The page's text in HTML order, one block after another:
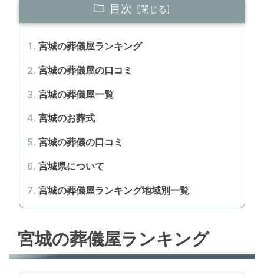
目次
宮城の葬儀屋ランキング
宮城の葬儀屋の口コミ
宮城の葬儀屋一覧
宮城のお葬式
宮城の葬儀の口コミ
宮城県について
宮城の葬儀屋ランキング地域別一覧
宮城の葬儀屋ランキング